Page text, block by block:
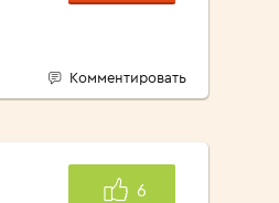
Комментировать
6